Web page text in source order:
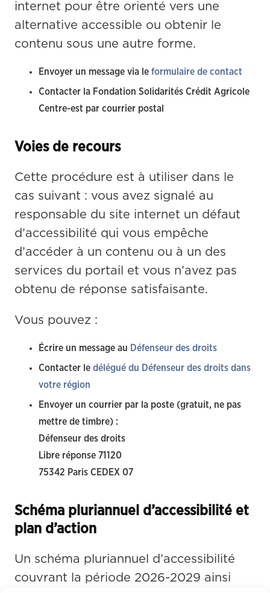
internet pour être orienté vers une
alternative accessible ou obtenir le
contenu sous une autre forme.
Envoyer un message via le formulaire de contact
Contacter la Fondation Solidarités Crédit Agricole
Centre-est par courrier postal
Voies de recours
Cette procédure est à utiliser dans le
cas suivant : vous avez signalé au
responsable du site internet un défaut
d’accessibilité qui vous empêche
d’accéder à un contenu ou à un des
services du portail et vous n’avez pas
obtenu de réponse satisfaisante.
Vous pouvez :
Écrire un message au Défenseur des droits
Contacter le délégué du Défenseur des droits dans
votre région
Envoyer un courrier par la poste (gratuit, ne pas
mettre de timbre) :
Défenseur des droits
Libre réponse 71120
75342 Paris CEDEX 07
Schéma pluriannuel d’accessibilité et
plan d’action
Un schéma pluriannuel d’accessibilité
couvrant la période 2026-2029 ainsi